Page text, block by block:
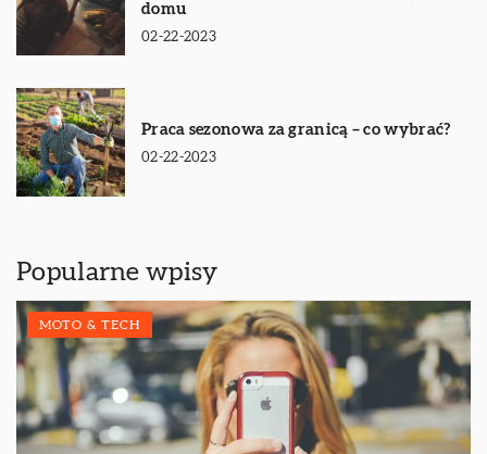
domu
02-22-2023
Praca sezonowa za granicą – co wybrać?
02-22-2023
Popularne wpisy
MOTO & TECH